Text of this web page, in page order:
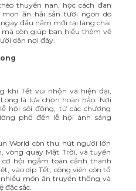
thuyền nan, học cách đan
ăn hải sản tươi ngon do
đầu năm mới tại làng chài
còn giúp bạn hiểu thêm về
dân nơi đây.
khí Tết vui nhộn và hiện đại,
là lựa chọn hoàn hảo. Nơi
hội sôi động, từ các chương
phố đến lễ hội ánh sáng
World còn thu hút người lớn
vòng quay Mặt Trời, và tuyến
hội ngắm toàn cảnh thành
vào dịp Tết, công viên còn tổ
món ăn truyền thống và
đặc sắc.